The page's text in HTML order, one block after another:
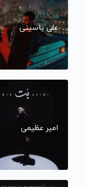
علی یاسینی
امیر عظیمی